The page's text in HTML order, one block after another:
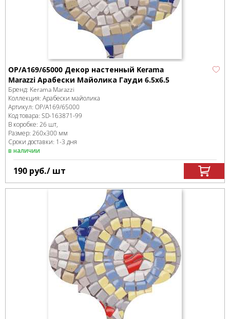
OP/A169/65000 Декор настенный Kerama
Marazzi Арабески Майолика Гауди 6.5x6.5
Бренд: Kerama Marazzi
Коллекция: Арабески майолика
Артикул: OP/A169/65000
Код товара: SD-163871-99
В коробке: 26 шт,
Размер: 260x300 мм
Сроки доставки: 1-3 дня
в наличии
190 руб./ шт